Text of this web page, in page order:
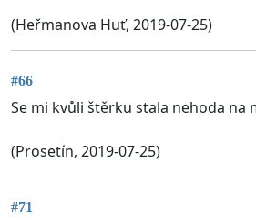
(Heřmanova Huť, 2019-07-25)
#66
Se mi kvůli štěrku stala nehoda na
(Prosetín, 2019-07-25)
#71